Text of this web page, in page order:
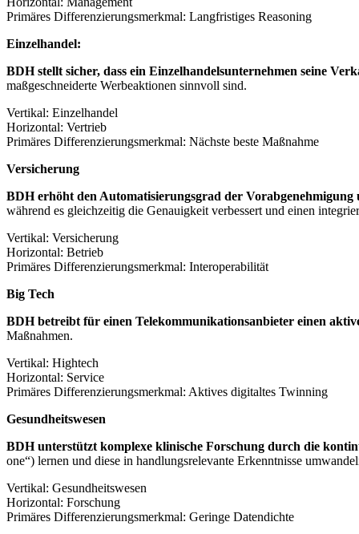
Primäres Differenzierungsmerkmal: Langfristiges Reasoning
Einzelhandel:
BDH stellt sicher, dass ein Einzelhandelsunternehmen seine
maßgeschneiderte Werbeaktionen sinnvoll sind.
Vertikal: Einzelhandel
Horizontal: Vertrieb
Primäres Differenzierungsmerkmal: Nächste beste Maßnahme
Versicherung
BDH erhöht den Automatisierungsgrad der
während es gleichzeitig die Genauigkeit verbessert und einen
Vertikal: Versicherung
Horizontal: Betrieb
Primäres Differenzierungsmerkmal: Interoperabilität
Big Tech
BDH betreibt für einen Telekommunikationsanbieter einen
Maßnahmen.
Vertikal: Hightech
Horizontal: Service
Primäres Differenzierungsmerkmal: Aktives digitaltes Twinning
Gesundheitswesen
BDH unterstützt komplexe klinische Forschung durch die
one“) lernen und diese in handlungsrelevante Erkenntnisse
Vertikal: Gesundheitswesen
Horizontal: Forschung
Primäres Differenzierungsmerkmal: Geringe Datendichte